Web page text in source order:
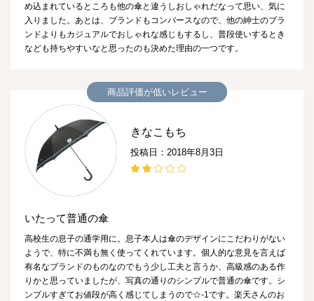
め込まれているところも他の傘と違うしおしゃれだなって思い、気に
入りました。あとは、ブランドもコンバースなので、他の紳士のブラ
ンドよりもカジュアルでおしゃれな感じもするし、普段使いするとき
なども持ちやすいなと思ったのも決めた理由の一つです。
商品評価が低いレビュー
きなこもち
投稿日：2018年8月3日
いたって普通の傘
高校生の息子の通学用に。息子本人は傘のデザインにこだわりがない
ようで、特に不満も無く使ってくれています。個人的な意見を言えば
有名なブランドのものなのでもう少し工夫と言うか、高級感のある作
りかと思っていましたが、写真の通りのシンプルで普通の傘です。シ
ンプルすぎてお値段が高く感じてしまうので☆-1です。楽天さんのお